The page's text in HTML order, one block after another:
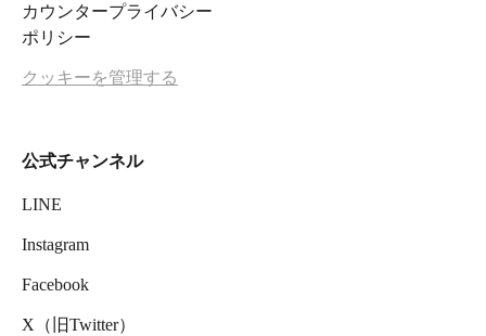
カウンタープライバシー
ポリシー
クッキーを管理する
公式チャンネル
LINE
Instagram
Facebook
X（旧Twitter）